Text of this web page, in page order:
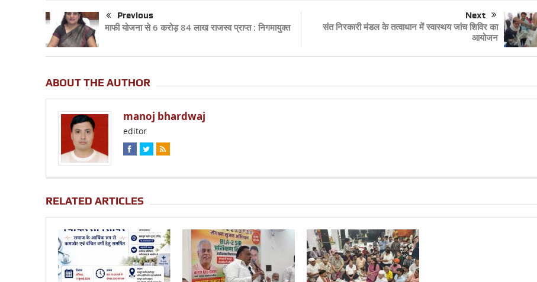
Previous
माफी योजना से 6 करोड़ 84 लाख राजस्व प्राप्त : निगमायुक्त
Next
संत निरकारी मंडल के तत्वाधान में स्वास्थय जांच शिविर का
आयोजन
ABOUT THE AUTHOR
manoj bhardwaj
editor
RELATED ARTICLES